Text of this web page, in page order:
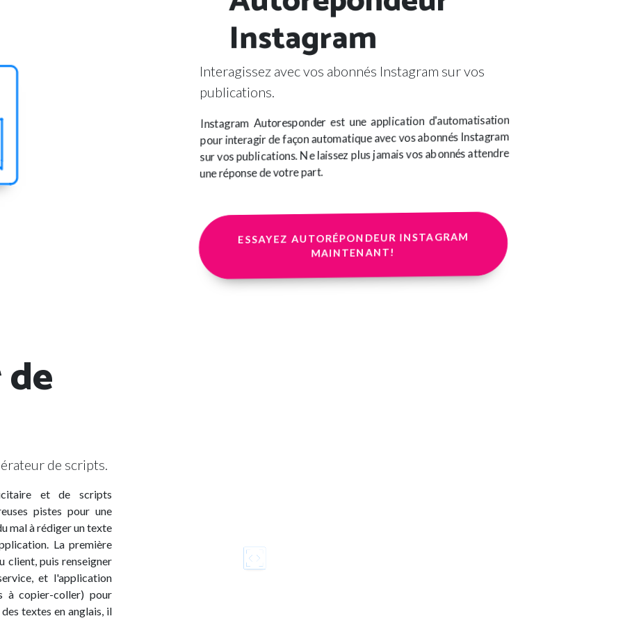
Instagram
Interagissez avec vos abonnés Instagram sur vos
publications.
Instagram Autoresponder est une application d'automatisation
pour interagir de façon automatique avec vos abonnés Instagram
sur vos publications. Ne laissez plus jamais vos abonnés attendre
une réponse de votre part.
ESSAYEZ AUTORÉPONDEUR INSTAGRAM
MAINTENANT!
de scripts.
et de scripts
pistes pour une
mal à rédiger un texte
La première
client, puis renseigner
et l'application
à copier-coller) pour
textes en anglais, il